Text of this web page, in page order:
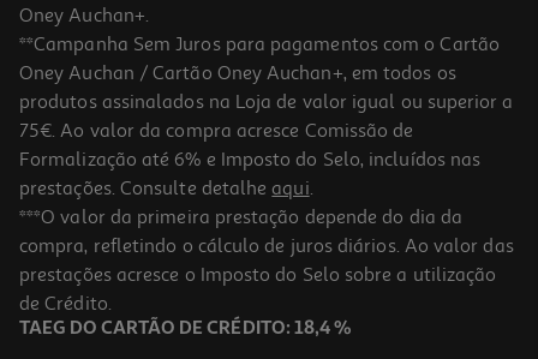
Oney Auchan+.
**Campanha Sem Juros para pagamentos com o Cartão
Oney Auchan / Cartão Oney Auchan+, em todos os
produtos assinalados na Loja de valor igual ou superior a
75€. Ao valor da compra acresce Comissão de
Formalização até 6% e Imposto do Selo, incluídos nas
prestações. Consulte detalhe aqui.
***O valor da primeira prestação depende do dia da
compra, refletindo o cálculo de juros diários. Ao valor das
prestações acresce o Imposto do Selo sobre a utilização
de Crédito.
TAEG DO CARTÃO DE CRÉDITO: 18,4 %